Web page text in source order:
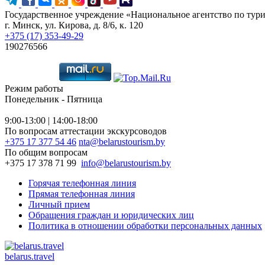
Государственное учреждение «Национальное агентство по
г. Минск, ул. Кирова, д. 8/6, к. 120
+375 (17) 353-49-29
190276566
Режим работы
Понедельник - Пятница
9:00-13:00 | 14:00-18:00
По вопросам аттестации экскурсоводов
+375 17 377 54 46 nta@belarustourism.by
По общим вопросам
+375 17 378 71 99 info@belarustourism.by
Горячая телефонная линия
Прямая телефонная линия
Личный прием
Обращения граждан и юридических лиц
Политика в отношении обработки персональных данных
belarus.travel